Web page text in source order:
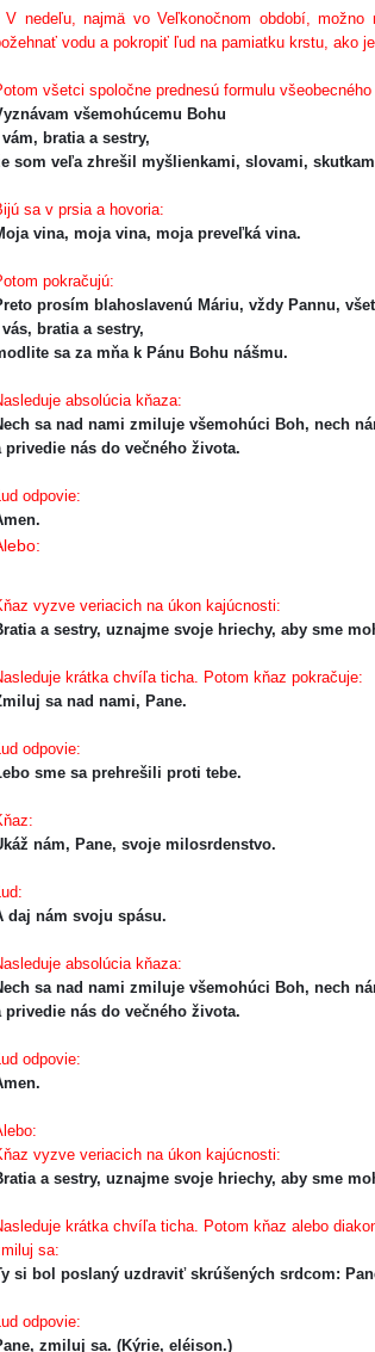
V nedeľu, najmä vo Veľkonočnom období,
vodu a pokropiť ľud na pamiatku krstu, ako
všetci spoločne prednesú formulu
všemohúcemu Bohu
bratia a sestry,
som veľa zhrešil myšlienkami, slovami,
sa v prsia a hovoria:
vina, moja vina, moja preveľká vina.
pokračujú:
prosím blahoslavenú Máriu, vždy Pannu,
bratia a sestry,
sa za mňa k Pánu Bohu nášmu.
absolúcia kňaza:
sa nad nami zmiluje všemohúci Boh, nech
privedie nás do večného života.
odpovie:
vyzve veriacich na úkon kajúcnosti:
a sestry, uznajme svoje hriechy, aby sme
krátka chvíľa ticha. Potom kňaz pokračuje:
sa nad nami, Pane.
odpovie:
sme sa prehrešili proti tebe.
nám, Pane, svoje milosrdenstvo.
daj nám svoju spásu.
absolúcia kňaza:
sa nad nami zmiluje všemohúci Boh, nech
privedie nás do večného života.
odpovie:
vyzve veriacich na úkon kajúcnosti:
a sestry, uznajme svoje hriechy, aby sme
krátka chvíľa ticha. Potom kňaz alebo
sa:
si bol poslaný uzdraviť skrúšených srdcom:
odpovie:
zmiluj sa. (Kýrie, eléison.)